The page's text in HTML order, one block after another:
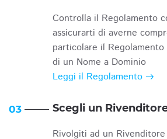
Controlla il Regolamento
assicurarti di averne
particolare il
di un Nome a Dominio
Leggi il Regolamento
03 Scegli un
Rivolgiti ad un